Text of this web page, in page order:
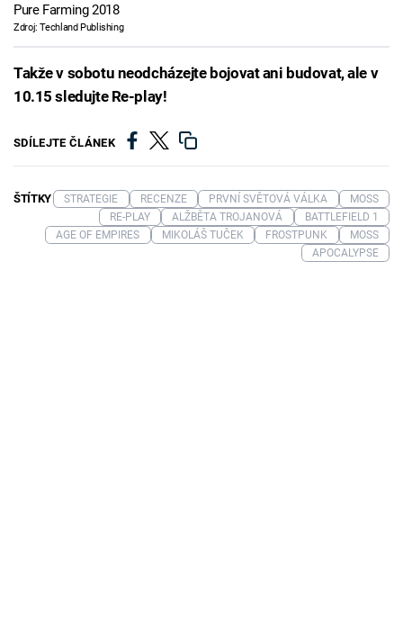
Pure Farming 2018
Zdroj: Techland Publishing
Takže v sobotu neodcházejte bojovat ani budovat, ale v
10.15 sledujte Re-play!
SDÍLEJTE ČLÁNEK
ŠTÍTKY STRATEGIE RECENZE PRVNÍ SVĚTOVÁ VÁLKA
MOSS
RE-PLAY
ALŽBĚTA TROJANOVÁ
BATTLEFIELD 1
AGE OF EMPIRES
MIKOLÁŠ TUČEK FROSTPUNK
MOSS
APOCALYPSE